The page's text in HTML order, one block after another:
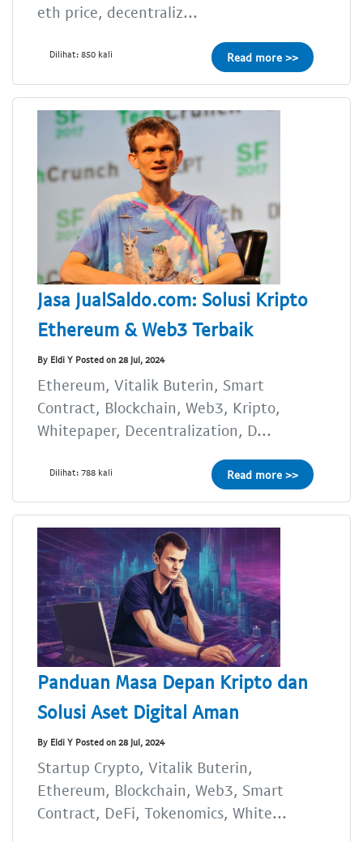
eth price, decentraliz...
Dilihat: 850 kali Read more >>
Jasa JualSaldo.com: Solusi Kripto
Ethereum & Web3 Terbaik
By Eldi Y Posted on 28 Jul, 2024
Ethereum, Vitalik Buterin, Smart
Contract, Blockchain, Web3, Kripto,
Whitepaper, Decentralization, D...
Dilihat: 788 kali Read more >>
Panduan Masa Depan Kripto dan
Solusi Aset Digital Aman
By Eldi Y Posted on 28 Jul, 2024
Startup Crypto, Vitalik Buterin,
Ethereum, Blockchain, Web3, Smart
Contract, DeFi, Tokenomics, White...